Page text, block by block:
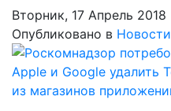
Вторник, 17 Апрель 2018
Опубликовано в Новости